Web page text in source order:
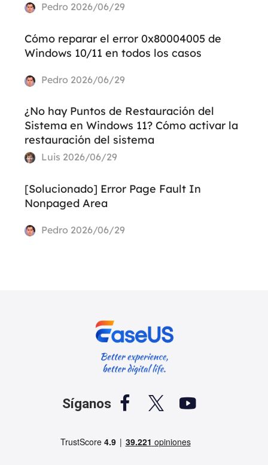
Pedro 2026/06/29
Cómo reparar el error 0x80004005 de
Windows 10/11 en todos los casos
Pedro 2026/06/29
¿No hay Puntos de Restauración del
Sistema en Windows 11? Cómo activar la
restauración del sistema
Luis 2026/06/29
[Solucionado] Error Page Fault In
Nonpaged Area
Pedro 2026/06/29
Síganos   